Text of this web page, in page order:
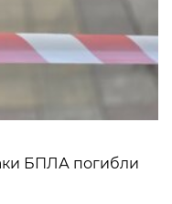
БПЛА погибли